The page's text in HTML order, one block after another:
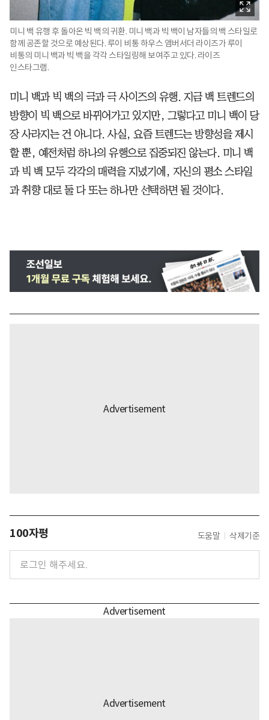
미니 백 유행 후 돌아온 빅 백의 귀환. 미니 백과 빅 백이 남자들의 백 스타일로
함께 공존할 것으로 예상된다. 루이 비통 하우스 앰버서더 라이즈가 루이
비통의 미니 백과 빅 백을 각각 스타일링해 보여주고 있다. 라이즈
인스타그램.
미니 백과 빅 백의 극과 극 사이즈의 유행. 지금 백 트렌드의
방향이 빅 백으로 바뀌어가고 있지만, 그렇다고 미니 백이 당
장 사라지는 건 아니다. 사실, 요즘 트렌드는 방향성을 제시
할 뿐, 예전처럼 하나의 유행으로 집중되진 않는다. 미니 백
과 빅 백 모두 각각의 매력을 지녔기에, 자신의 평소 스타일
과 취향 대로 둘 다 또는 하나만 선택하면 될 것이다.
100자평 도움말 삭제기준